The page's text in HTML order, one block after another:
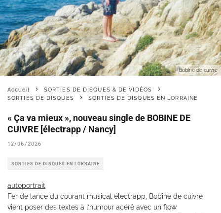
bobine de cuivre
Accueil
SORTIES DE DISQUES & DE VIDÉOS
SORTIES DE DISQUES
SORTIES DE DISQUES EN LORRAINE
« Ça va mieux », nouveau single de BOBINE DE
CUIVRE [électrapp / Nancy]
12/06/2026
SORTIES DE DISQUES EN LORRAINE
autoportrait
Fer de lance du courant musical électrapp, Bobine de cuivre
vient poser des textes à l’humour acéré avec un flow